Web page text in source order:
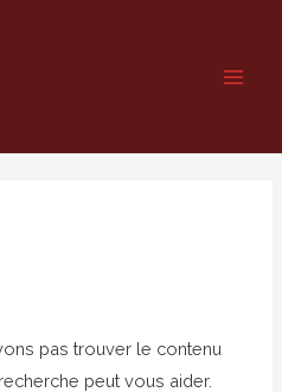
pas trouver le contenu
peut vous aider.